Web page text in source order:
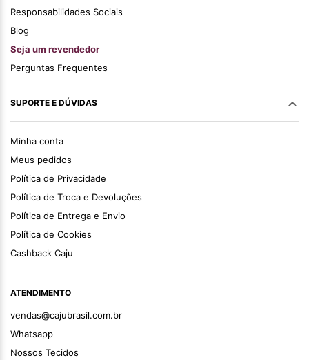
Responsabilidades Sociais
Blog
Seja um revendedor
Perguntas Frequentes
SUPORTE E DÚVIDAS
Minha conta
Meus pedidos
Política de Privacidade
Política de Troca e Devoluções
Política de Entrega e Envio
Política de Cookies
Cashback Caju
ATENDIMENTO
vendas@cajubrasil.com.br
Whatsapp
Nossos Tecidos